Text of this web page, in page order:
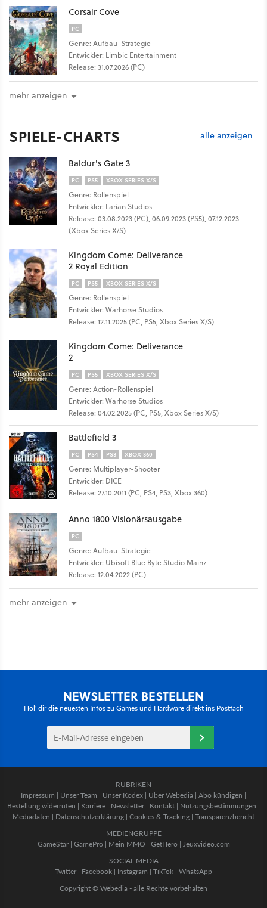
Corsair Cove
PC
Genre: Aufbau-Strategie
Entwickler: Limbic Entertainment
Release: 31.07.2026 (PC)
mehr anzeigen
SPIELE-CHARTS alle anzeigen
Baldur's Gate 3
PC PS5 XBOX SERIES X/S
Genre: Rollenspiel
Entwickler: Larian Studios
Release: 03.08.2023 (PC), 06.09.2023 (PS5), 07.12.2023
(Xbox Series X/S)
Kingdom Come: Deliverance
2 Royal Edition
PC PS5 XBOX SERIES X/S
Genre: Rollenspiel
Entwickler: Warhorse Studios
Release: 12.11.2025 (PC, PS5, Xbox Series X/S)
Kingdom Come: Deliverance
2
PC PS5 XBOX SERIES X/S
Genre: Action-Rollenspiel
Entwickler: Warhorse Studios
Release: 04.02.2025 (PC, PS5, Xbox Series X/S)
Battlefield 3
PC PS4 PS3 XBOX 360
Genre: Multiplayer-Shooter
Entwickler: DICE
Release: 27.10.2011 (PC, PS4, PS3, Xbox 360)
Anno 1800 Visionärsausgabe
PC
Genre: Aufbau-Strategie
Entwickler: Ubisoft Blue Byte Studio Mainz
Release: 12.04.2022 (PC)
mehr anzeigen
NEWSLETTER BESTELLEN
Hol' dir die neuesten Infos zu Games und Hardware direkt ins Postfach
RUBRIKEN
Impressum | Unser Team | Unser Kodex | Über Webedia | Abo kündigen |
Bestellung widerrufen | Karriere | Newsletter | Kontakt | Nutzungsbestimmungen |
Mediadaten | Datenschutzerklärung | Cookies & Tracking | Transparenzbericht
MEDIENGRUPPE
GameStar| GamePro | Mein MMO | GetHero | Jeuxvideo.com
SOCIAL MEDIA
Twitter | Facebook | Instagram | TikTok | WhatsApp
Copyright © Webedia - alle Rechte vorbehalten